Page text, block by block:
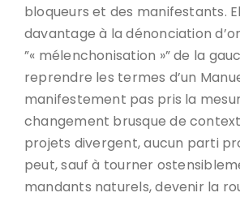
bloqueurs et des manifestants.
davantage à la dénonciation
”« mélenchonisation »” de la
reprendre les termes d’un
manifestement pas pris la
changement brusque de
projets divergent, aucun parti
peut, sauf à tourner
mandants naturels, devenir la